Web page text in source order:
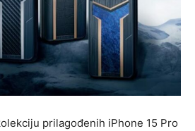
prilagođenih iPhone 15 Pro